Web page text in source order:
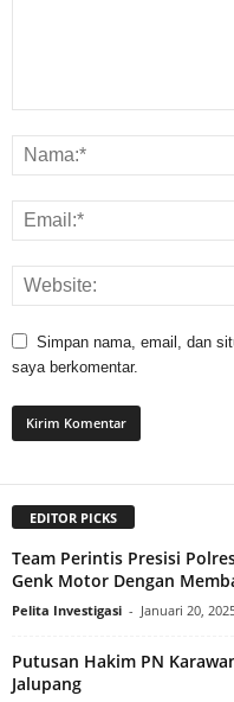
Simpan nama, email, dan
saya berkomentar.
EDITOR PICKS
Team Perintis Presisi
Genk Motor Dengan
Pelita Investigasi - Januari 20,
Putusan Hakim PN
Jalupang